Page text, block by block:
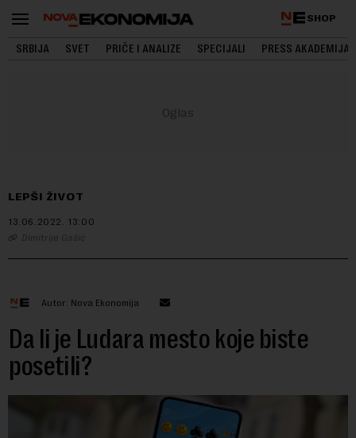
SHOP
SRBIJA SVET PRIČE I ANALIZE SPECIJALI PRESS AKADEMIJA
LEPŠI ŽIVOT
13.06.2022. 13:00
Dimitrije Gašić
Autor: Nova Ekonomija
Da li je Ludara mesto koje biste
posetili?